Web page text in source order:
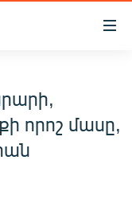
որոշ մասը,